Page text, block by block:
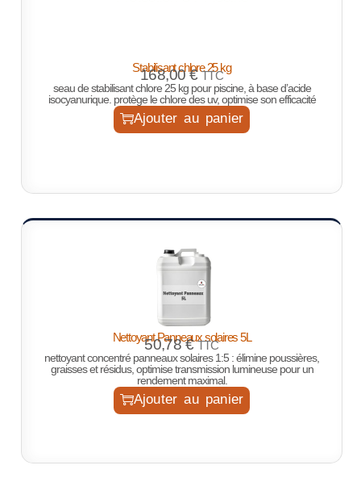
Stabilisant chlore 25 kg
168,00€ TTC
seau de stabilisant chlore 25 kg pour piscine, à base d’acide
isocyanurique. protège le chlore des uv, optimise son efficacité
Ajouter au panier
Nettoyant Panneaux solaires 5L
50,78€ TTC
nettoyant concentré panneaux solaires 1:5 : élimine poussières,
graisses et résidus, optimise transmission lumineuse pour un
rendement maximal.
Ajouter au panier